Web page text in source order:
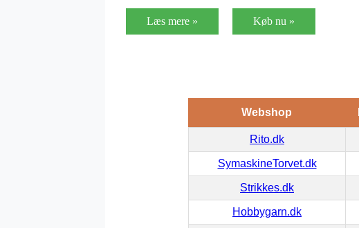
Læs mere » Køb nu »
Webshop
Rito.dk
SymaskineTorvet.dk
Strikkes.dk
Hobbygarn.dk